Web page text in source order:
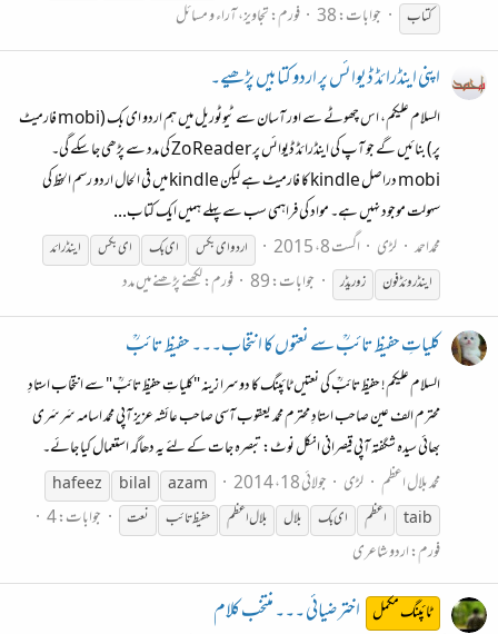
کتاب
جوابات: 38 فورم:تجاویز، آراء و مسائل
اپنی اینڈرائڈ ڈیوائس پر اردو کتابیں پڑھیے۔
السلام علیکم، اس چھوٹے سے اور آسان سے ٹیوٹوریل میں ہم اردو ای بک (mobi فارمیٹ
پر) بنائیں گے جو آپ کی اینڈرائڈ ڈیوائس پر Zo Reader کی مدد سے پڑھی جا سکے گی۔
mobi دراصل kindle کا فارمیٹ ہے لیکن kindle میں فی الحال اردو رسم الخط کی
سہولت موجود نہیں ہے۔ مواد کی فراہمی سب سے پہلے ہمیں ایک کتاب...
محمداحمد لڑی اگست 8، 2015 اردوایبکس ایبک ایبکس اینڈرائد
اینڈروئڈ فون زو ریڈر جوابات: 89 فورم:لکھنے پڑھنے میں مدد
کلیاتِ حفیظ تائبؒ سے نعتوں کا انتخاب۔۔۔ حفیظ تائبؒ
السلام علیکم! حفیظ تائبؒ کی نعتیں ٹائپنگ کا دوسرا زینہ "کلیاتِ حفیظ تائبؒ" سے انتخاب استادِ
محترم الف عین صاحب استادِ محترم محمد یعقوب آسی صاحب عائشہ عزیز آپی محمد اسامہ سَرسَری
بھائی سیدہ شگفتہ آپی قیصرانی انکل نوٹ: تبصرہ جات کے لئے یہ دھاگہ استعمال کیا جائے۔
محمد بلال اعظم لڑی جولائی 18، 2014 azam
bilal
hafeez
taib
اعظم ایبک بلال بلال اعظم حفیظ تائب نعت
جوابات: 4
فورم:اردو شاعری
ٹائپنگ مکمل اختر ضیائی ۔۔۔ منتخب کلام